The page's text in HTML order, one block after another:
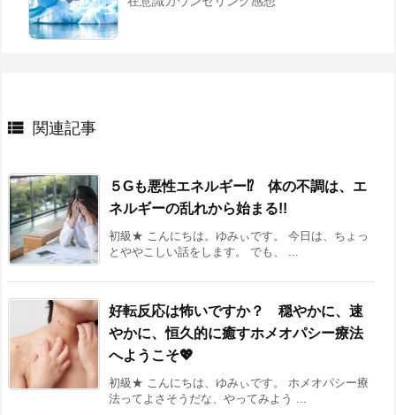
 関連記事
５Gも悪性エネルギー⁉ 体の不調は、エ
ネルギーの乱れから始まる!!
初級★ こんにちは。ゆみぃです。 今日は、ちょっ
とややこしい話をします。 でも、 ...
好転反応は怖いですか？ 穏やかに、速
やかに、恒久的に癒すホメオパシー療法
へようこそ💖
初級★ こんにちは、ゆみぃです。 ホメオパシー療
法ってよさそうだな、やってみよう ...